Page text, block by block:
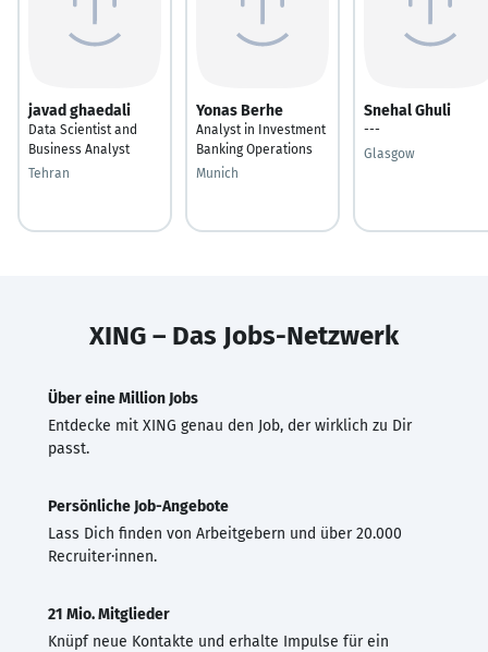
javad ghaedali
Data Scientist and
Business Analyst
Tehran
Yonas Berhe
Analyst in Investment
Banking Operations
Munich
Snehal Ghuli
---
Glasgow
XING – Das Jobs-Netzwerk
Über eine Million Jobs
Entdecke mit XING genau den Job, der wirklich zu Dir
passt.
Persönliche Job-Angebote
Lass Dich finden von Arbeitgebern und über 20.000
Recruiter·innen.
21 Mio. Mitglieder
Knüpf neue Kontakte und erhalte Impulse für ein